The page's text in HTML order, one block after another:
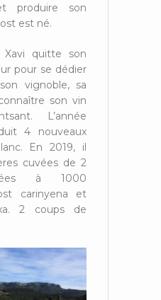
produire son
est né.
quitte son
pour se dédier
vignoble, sa
son vin
L’année
4 nouveaux
En 2019, il
cuvées de 2
à 1000
carinyena et
2 coups de